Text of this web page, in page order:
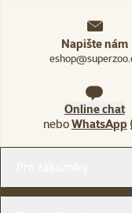
Napište nám
Online chat
neboWhatsApp